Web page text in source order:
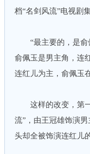
档“名剑风流”电视剧
“最主要的，是俞
俞佩玉是男主角，连
连红儿为主，俞佩玉
这样的改变，第一
流”，由王冠雄饰演
头却全被饰演连红儿